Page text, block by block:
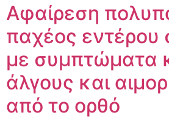
Αφαίρεση
παχέος εντέρου
με συμπτώματα
άλγους και
από το ορθό